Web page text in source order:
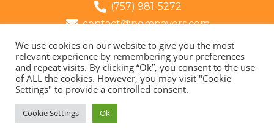
(757) 981-5272
contact@pqmpavers.com
Norfolk, VA
© 2022 PQM Pavers – All Rights Reserved | Developed by:
Trajetória Do Sucesso
We use cookies on our website to give you the most
relevant experience by remembering your preferences
and repeat visits. By clicking “Ok”, you consent to the use
of ALL the cookies. However, you may visit "Cookie
Settings" to provide a controlled consent.
Cookie Settings Ok